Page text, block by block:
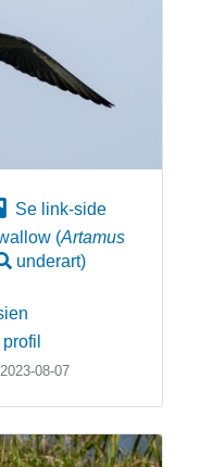
Se link-side
(Artamus
underart)
2023-08-07